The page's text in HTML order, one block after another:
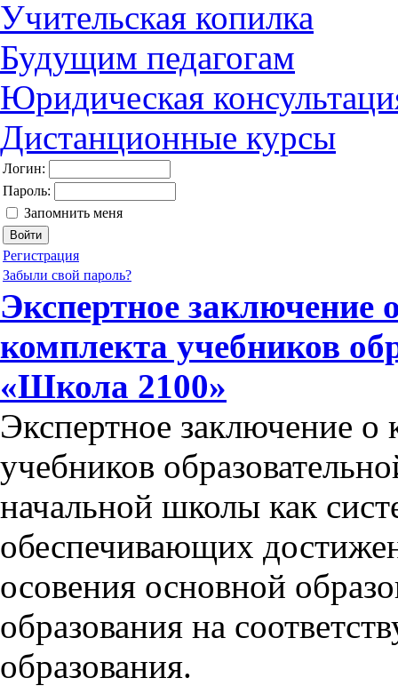
Учительская копилка
Будущим педагогам
Юридическая
Дистанционные курсы
Логин:
Пароль:
Запомнить меня
Регистрация
Забыли свой пароль?
Экспертное заключение
комплекта учебников
«Школа 2100»
Экспертное заключение о
учебников
начальной школы как
обеспечивающих
осовения основной
образования на
образования.